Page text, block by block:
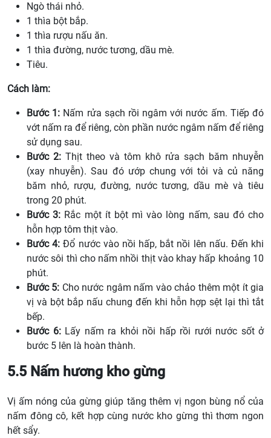
Ngò thái nhỏ.
1 thìa bột bắp.
1 thìa rượu nấu ăn.
1 thìa đường, nước tương, dầu mè.
Tiêu.
Cách làm:
Bước 1: Nấm rửa sạch rồi ngâm với nước ấm. Tiếp đó
vớt nấm ra để riêng, còn phần nước ngâm nấm để riêng
sử dụng sau.
Bước 2: Thịt theo và tôm khô rửa sạch băm nhuyễn
(xay nhuyễn). Sau đó ướp chung với tỏi và củ năng
băm nhỏ, rượu, đường, nước tương, dầu mè và tiêu
trong 20 phút.
Bước 3: Rắc một ít bột mì vào lòng nấm, sau đó cho
hỗn hợp tôm thịt vào.
Bước 4: Đổ nước vào nồi hấp, bắt nồi lên nấu. Đến khi
nước sôi thì cho nấm nhồi thịt vào khay hấp khoảng 10
phút.
Bước 5: Cho nước ngâm nấm vào chảo thêm một ít gia
vị và bột bắp nấu chung đến khi hỗn hợp sệt lại thì tắt
bếp.
Bước 6: Lấy nấm ra khỏi nồi hấp rồi rưới nước sốt ở
bước 5 lên là hoàn thành.
5.5 Nấm hương kho gừng
Vị ấm nóng của gừng giúp tăng thêm vị ngon bùng nổ của
nấm đông cô, kết hợp cùng nước kho gừng thì thơm ngon
hết sẩy.